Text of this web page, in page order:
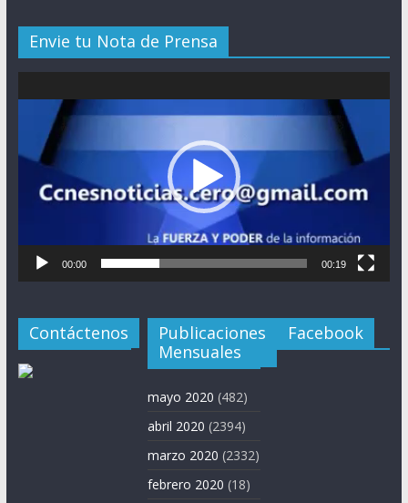
Envie tu Nota de Prensa
de
00:00 00:19
Contáctenos
Publicaciones
Mensuales
mayo 2020 (482)
abril 2020 (2394)
marzo 2020 (2332)
febrero 2020 (18)
Facebook